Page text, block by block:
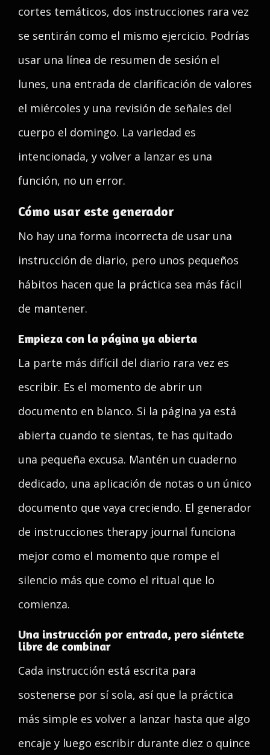
cortes temáticos, dos instrucciones rara vez
se sentirán como el mismo ejercicio. Podrías
usar una línea de resumen de sesión el
lunes, una entrada de clarificación de valores
el miércoles y una revisión de señales del
cuerpo el domingo. La variedad es
intencionada, y volver a lanzar es una
función, no un error.
Cómo usar este generador
No hay una forma incorrecta de usar una
instrucción de diario, pero unos pequeños
hábitos hacen que la práctica sea más fácil
de mantener.
Empieza con la página ya abierta
La parte más difícil del diario rara vez es
escribir. Es el momento de abrir un
documento en blanco. Si la página ya está
abierta cuando te sientas, te has quitado
una pequeña excusa. Mantén un cuaderno
dedicado, una aplicación de notas o un único
documento que vaya creciendo. El generador
de instrucciones therapy journal funciona
mejor como el momento que rompe el
silencio más que como el ritual que lo
comienza.
Una instrucción por entrada, pero siéntete
libre de combinar
Cada instrucción está escrita para
sostenerse por sí sola, así que la práctica
más simple es volver a lanzar hasta que algo
encaje y luego escribir durante diez o quince